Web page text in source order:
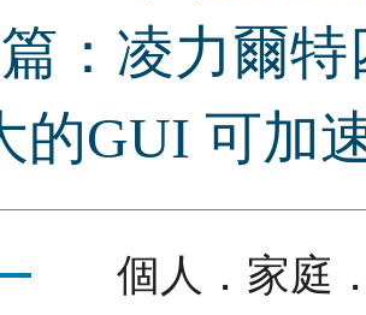
：凌力爾
的GUI 可加
個人．家庭